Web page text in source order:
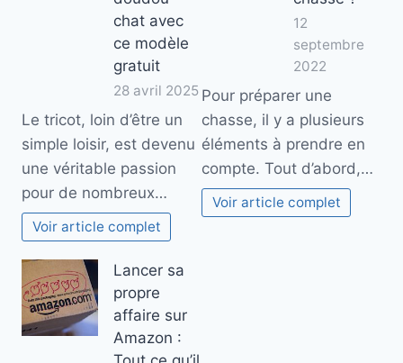
chat avec
ce modèle
gratuit
28 avril 2025
Le tricot, loin d’être un
simple loisir, est devenu
une véritable passion
pour de nombreux…
Voir article complet
12
septembre
2022
Pour préparer une
chasse, il y a plusieurs
éléments à prendre en
compte. Tout d’abord,…
Voir article complet
Lancer sa
propre
affaire sur
Amazon :